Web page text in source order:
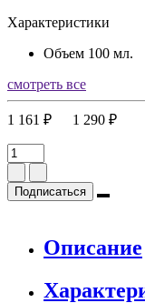
Характеристики
Объем 100 мл.
смотреть все
1 161 ₽ 1 290 ₽
Подписаться
Описание